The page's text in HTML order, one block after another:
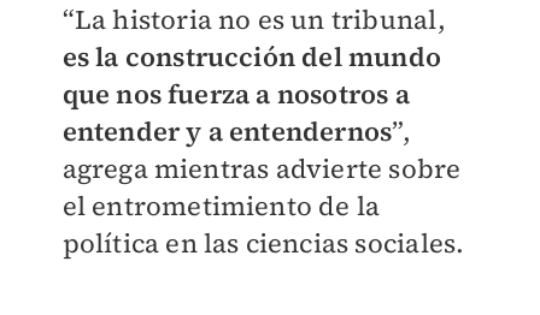
“La historia no es un tribunal,
es la construcción del mundo
que nos fuerza a nosotros a
entender y a entendernos”,
agrega mientras advierte sobre
el entrometimiento de la
política en las ciencias sociales.